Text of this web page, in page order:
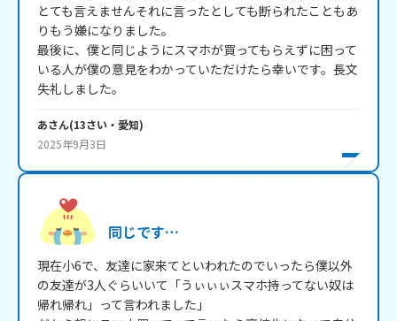
とても言えませんそれに言ったとしても断られたこともあ
りもう嫌になりました。
最後に、僕と同じようにスマホが買ってもらえずに困って
いる人が僕の意見をわかっていただけたら幸いです。長文
失礼しました。
あさん(13さい・ 愛知)
2025年9月3日
同じです…
現在小6で、友達に家来てといわれたのでいったら僕以外
の友達が3人ぐらいいて「うぃぃぃスマホ持ってない奴は
帰れ帰れ」って言われました」